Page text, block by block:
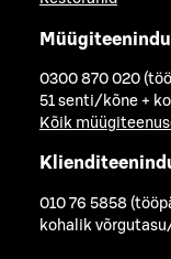
0300 870 020
51 senti/kõne +
Kõik
010 76 5858
kohalik